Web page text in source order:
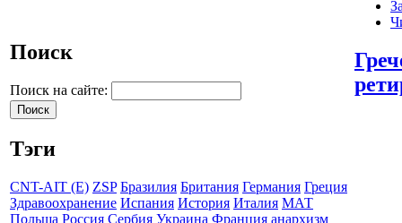
Поиск
Поиск на сайте:
Тэги
CNT-AIT (E) ZSP Бразилия Британия Германия Греция
Здравоохранение Испания История Италия МАТ
Польша Россия Сербия Украина Франция анархизм